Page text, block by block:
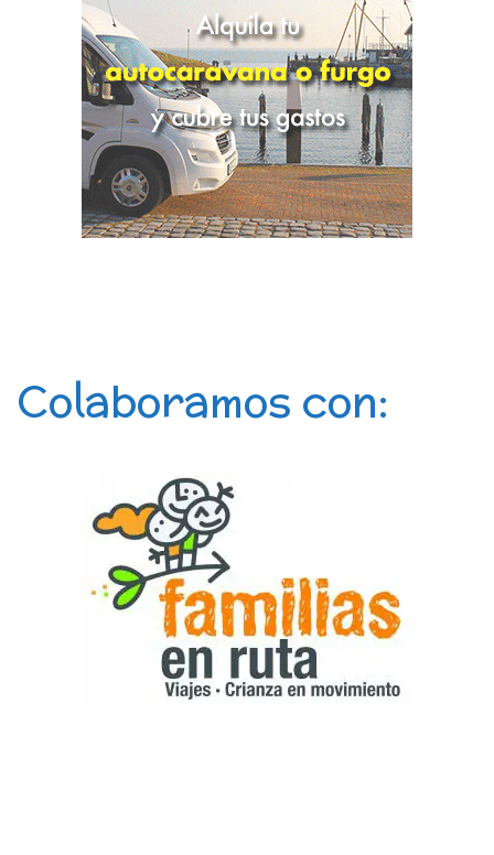
Colaboramos con: